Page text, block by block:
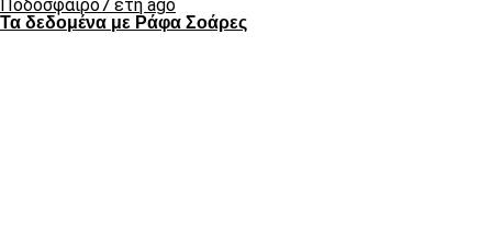
Ποδόσφαιρο7 έτη ago
Τα δεδομένα με Ράφα Σοάρες